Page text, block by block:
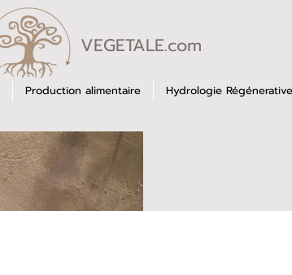
VEGETALE.com
Production alimentaire Hydrologie Régénerative